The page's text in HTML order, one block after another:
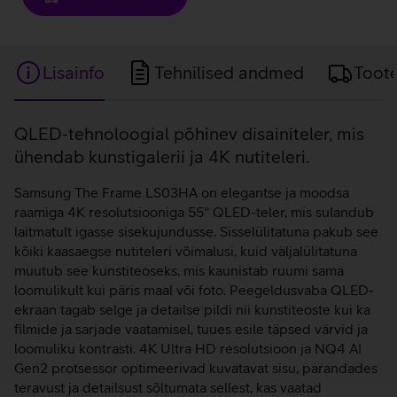
Lisainfo Tehnilised andmed
Lisainfo
QLED‑tehnoloogial põhinev disainiteler, mis
ühendab kunstigalerii ja 4K nutiteleri.
Samsung The Frame LS03HA on elegantse ja moodsa
raamiga 4K resolutsiooniga 55'' QLED-teler, mis sulandub
laitmatult igasse sisekujundusse. Sisselülitatuna pakub see
kõiki kaasaegse nutiteleri võimalusi, kuid väljalülitatuna
muutub see kunstiteoseks, mis kaunistab ruumi sama
loomulikult kui päris maal või foto. Peegeldusvaba QLED-
ekraan tagab selge ja detailse pildi nii kunstiteoste kui ka
filmide ja sarjade vaatamisel, tuues esile täpsed värvid ja
loomuliku kontrasti. 4K Ultra HD resolutsioon ja NQ4 AI
Gen2 protsessor optimeerivad kuvatavat sisu, parandades
teravust ja detailsust sõltumata sellest, kas vaatad